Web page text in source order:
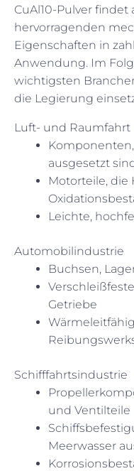
CuAl10-Pulver
hervorragenden
Eigenschaften in
Anwendung. Im
wichtigsten
die Legierung
Luft- und Raumfahrt
ausgesetzt
Motorteile, die
Leichte,
Automobilindustrie
Buchsen,
Getriebe
Schifffahrtsindustrie
und Ventilteile
Meerwasser